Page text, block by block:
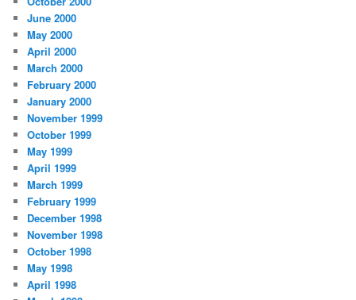
June 2000
May 2000
April 2000
March 2000
February 2000
January 2000
November 1999
October 1999
May 1999
April 1999
March 1999
February 1999
December 1998
November 1998
October 1998
May 1998
April 1998